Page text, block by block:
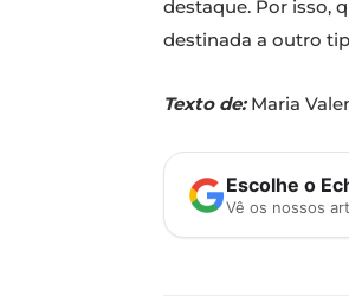
destaque. Por isso,
destinada a outro
Texto de: Maria
Escolhe o
Vê os nossos